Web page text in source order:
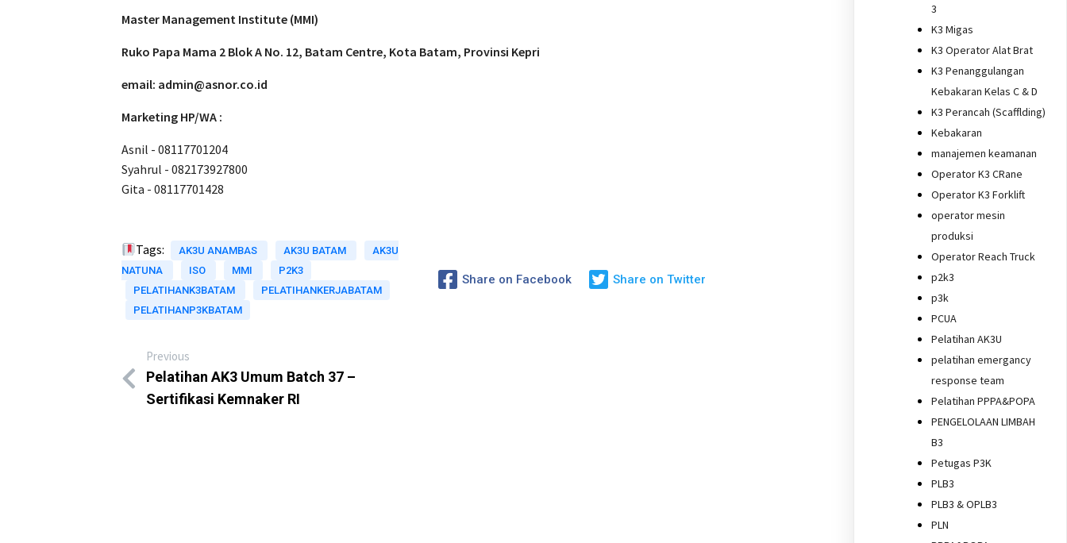
Master Management Institute (MMI)
Ruko Papa Mama 2 Blok A No. 12, Batam Centre, Kota Batam, Provinsi Kepri
email: admin@asnor.co.id
Marketing HP/WA :
Asnil - 08117701204
Syahrul - 082173927800
Gita - 08117701428
Tags: AK3U ANAMBAS AK3U BATAM
AK3U
NATUNA
ISO MMI
P2K3
PELATIHANK3BATAM
PELATIHANKERJABATAM
PELATIHANP3KBATAM
Share on Facebook Share on Twitter
Previous
Pelatihan AK3 Umum Batch 37 –
Sertifikasi Kemnaker RI
3
K3 Migas
K3 Operator Alat Brat
K3 Penanggulangan
Kebakaran Kelas C & D
K3 Perancah (Scafflding)
Kebakaran
manajemen keamanan
Operator K3 CRane
Operator K3 Forklift
operator mesin
produksi
Operator Reach Truck
p2k3
p3k
PCUA
Pelatihan AK3U
pelatihan emergancy
response team
Pelatihan PPPA&POPA
PENGELOLAAN LIMBAH
B3
Petugas P3K
PLB3
PLB3 & OPLB3
PLN